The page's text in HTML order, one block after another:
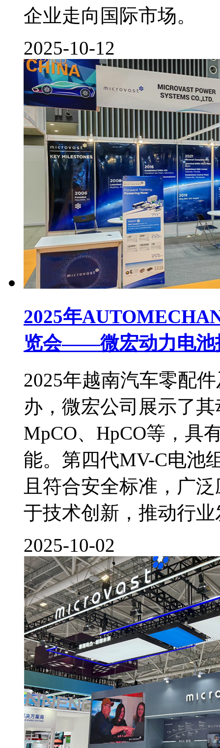
企业走向国际市场。
2025-10-12
2025年
览会——微宏动力电池
2025年越南汽车零配
办，微宏公司展示了
MpCO、HpCO等，具
能。第四代MV-C电池
且符合安全标准，广
于技术创新，推动行
2025-10-02